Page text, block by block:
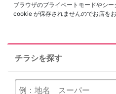
ブラウザのプライベートモードやシ
cookie が保存されませんのでお店を
チラシを探す